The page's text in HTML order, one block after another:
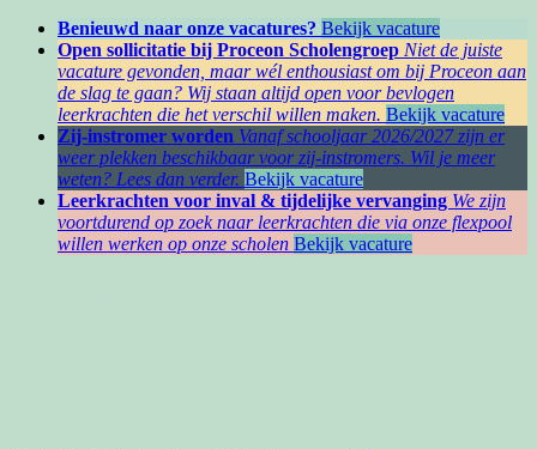
Benieuwd naar onze vacatures? Bekijk vacature
Open sollicitatie bij Proceon Scholengroep Niet de juiste
vacature gevonden, maar wél enthousiast om bij Proceon aan
de slag te gaan? Wij staan altijd open voor bevlogen
leerkrachten die het verschil willen maken. Bekijk vacature
Zij-instromer worden Vanaf schooljaar 2026/2027 zijn er
weer plekken beschikbaar voor zij-instromers. Wil je meer
weten? Lees dan verder. Bekijk vacature
Leerkrachten voor inval & tijdelijke vervanging We zijn
voortdurend op zoek naar leerkrachten die via onze flexpool
willen werken op onze scholen Bekijk vacature